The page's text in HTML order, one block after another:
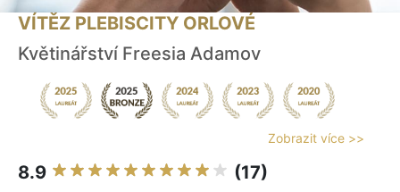
VÍTĚZ PLEBISCITY ORLOVÉ
Květinářství Freesia Adamov
Zobrazit více >>
8.9 (17)